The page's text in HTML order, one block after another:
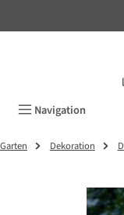
Navigation
Garten Dekoration
Bildergalerie